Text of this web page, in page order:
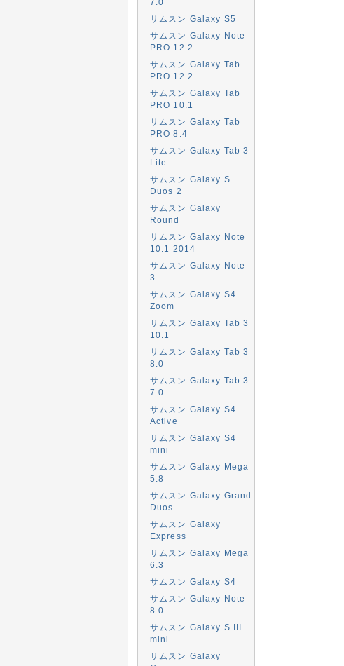
サムスン Galaxy S5
サムスン Galaxy Note
PRO 12.2
サムスン Galaxy Tab
PRO 12.2
サムスン Galaxy Tab
PRO 10.1
サムスン Galaxy Tab
PRO 8.4
サムスン Galaxy Tab 3
Lite
サムスン Galaxy S
Duos 2
サムスン Galaxy
Round
サムスン Galaxy Note
10.1 2014
サムスン Galaxy Note
3
サムスン Galaxy S4
Zoom
サムスン Galaxy Tab 3
10.1
サムスン Galaxy Tab 3
8.0
サムスン Galaxy Tab 3
7.0
サムスン Galaxy S4
Active
サムスン Galaxy S4
mini
サムスン Galaxy Mega
5.8
サムスン Galaxy Grand
Duos
サムスン Galaxy
Express
サムスン Galaxy Mega
6.3
サムスン Galaxy S4
サムスン Galaxy Note
8.0
サムスン Galaxy S III
mini
サムスン Galaxy